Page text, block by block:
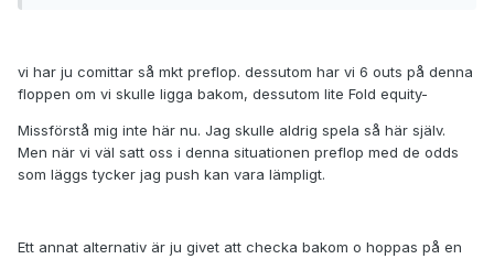
vi har ju comittar så mkt preflop. dessutom har vi 6 outs på denna
floppen om vi skulle ligga bakom, dessutom lite Fold equity-
Missförstå mig inte här nu. Jag skulle aldrig spela så här själv.
Men när vi väl satt oss i denna situationen preflop med de odds
som läggs tycker jag push kan vara lämpligt.
Ett annat alternativ är ju givet att checka bakom o hoppas på en